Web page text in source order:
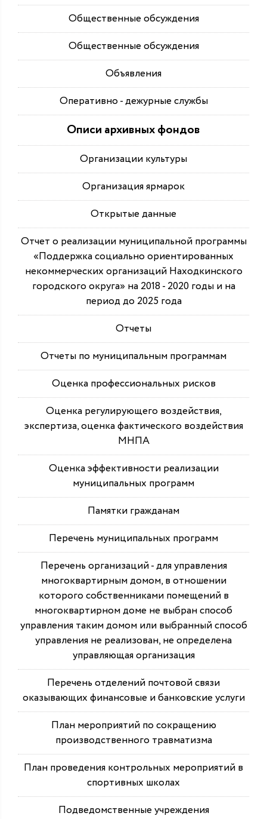
Общественные обсуждения
Общественные обсуждения
Объявления
Оперативно - дежурные службы
Описи архивных фондов
Организации культуры
Организация ярмарок
Открытые данные
Отчет о реализации муниципальной программы
«Поддержка социально ориентированных
некоммерческих организаций Находкинского
городского округа» на 2018 - 2020 годы и на
период до 2025 года
Отчеты
Отчеты по муниципальным программам
Оценка профессиональных рисков
Оценка регулирующего воздействия,
экспертиза, оценка фактического воздействия
МНПА
Оценка эффективности реализации
муниципальных программ
Памятки гражданам
Перечень муниципальных программ
Перечень организаций - для управления
многоквартирным домом, в отношении
которого собственниками помещений в
многоквартирном доме не выбран способ
управления таким домом или выбранный способ
управления не реализован, не определена
управляющая организация
Перечень отделений почтовой связи
оказывающих финансовые и банковские услуги
План мероприятий по сокращению
производственного травматизма
План проведения контрольных мероприятий в
спортивных школах
Подведомственные учреждения